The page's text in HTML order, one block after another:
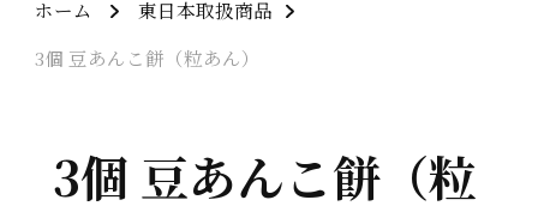
ホーム
東日本取扱商品
3個 豆あんこ餅（粒あん）
3個 豆あんこ餅（粒